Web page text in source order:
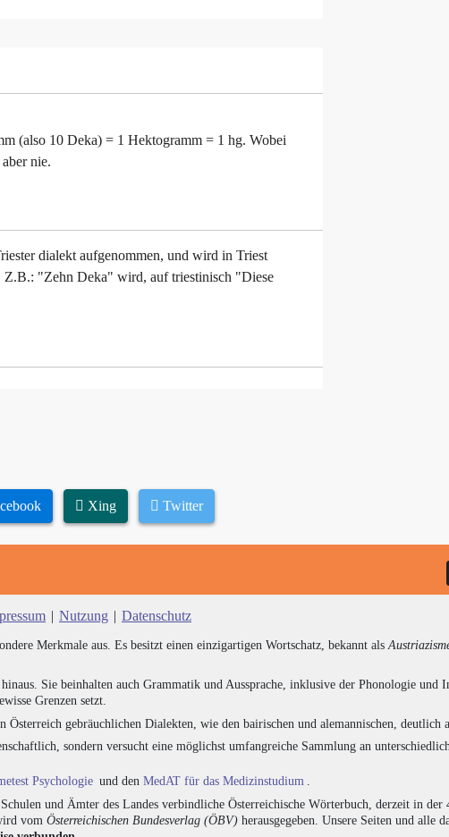
(also 10 Deka) = 1 Hektogramm = 1 hg. Wobei
nie.
dialekt aufgenommen, und wird in Triest
Z.B.: "Zehn Deka" wird, auf triestinisch "Diese
Xing Twitter
| Nutzung | Datenschutz
Merkmale aus. Es besitzt einen einzigartigen Wortschatz, bekannt als
Sie beinhalten auch Grammatik und Aussprache, inklusive der Phonologie und
Grenzen setzt.
gebräuchlichen Dialekten, wie den bairischen und alemannischen, deutlich
sondern versucht eine möglichst umfangreiche Sammlung an
Psychologie und den MedAT für das Medizinstudium
und Ämter des Landes verbindliche Österreichische Wörterbuch, derzeit in der
vom Österreichischen Bundesverlag (ÖBV) herausgegeben. Unsere Seiten und alle